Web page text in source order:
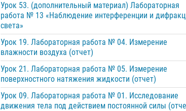
Урок 53. (дополнительный материал) Лабораторная
работа № 13 «Наблюдение интерференции и
света»
Урок 19. Лабораторная работа № 04. Измерение
влажности воздуха (отчет)
Урок 21. Лабораторная работа № 05. Измерение
поверхностного натяжения жидкости (отчет)
Урок 09. Лабораторная работа № 01. Исследование
движения тела под действием постоянной силы